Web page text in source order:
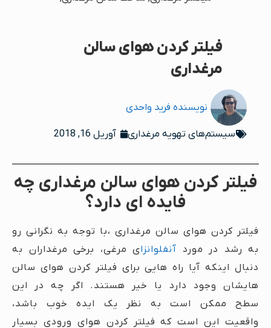
فیلتر کردن هوای سالن
مرغداری
نویسنده فرید واحدی
سیستم‌های تهویه مرغداری آوریل 16, 2018
فیلتر کردن هوای سالن مرغداری چه
فایده ای دارد؟
فیلتر کردن هوای سالن مرغداری ،با توجه به نگرانی رو
به رشد در مورد آنفلوانزای مرغی، برخی مرغداران به
دنبال اینکه آیا راه هایی برای فیلتر کردن هوای سالن
هایشان وجود دارد یا خیر هستند. اگر چه در این
سطح ممکن است به نظر یک ایده خوب باشد،
واقعیت این است که فیلتر کردن هوای ورودی بسیار